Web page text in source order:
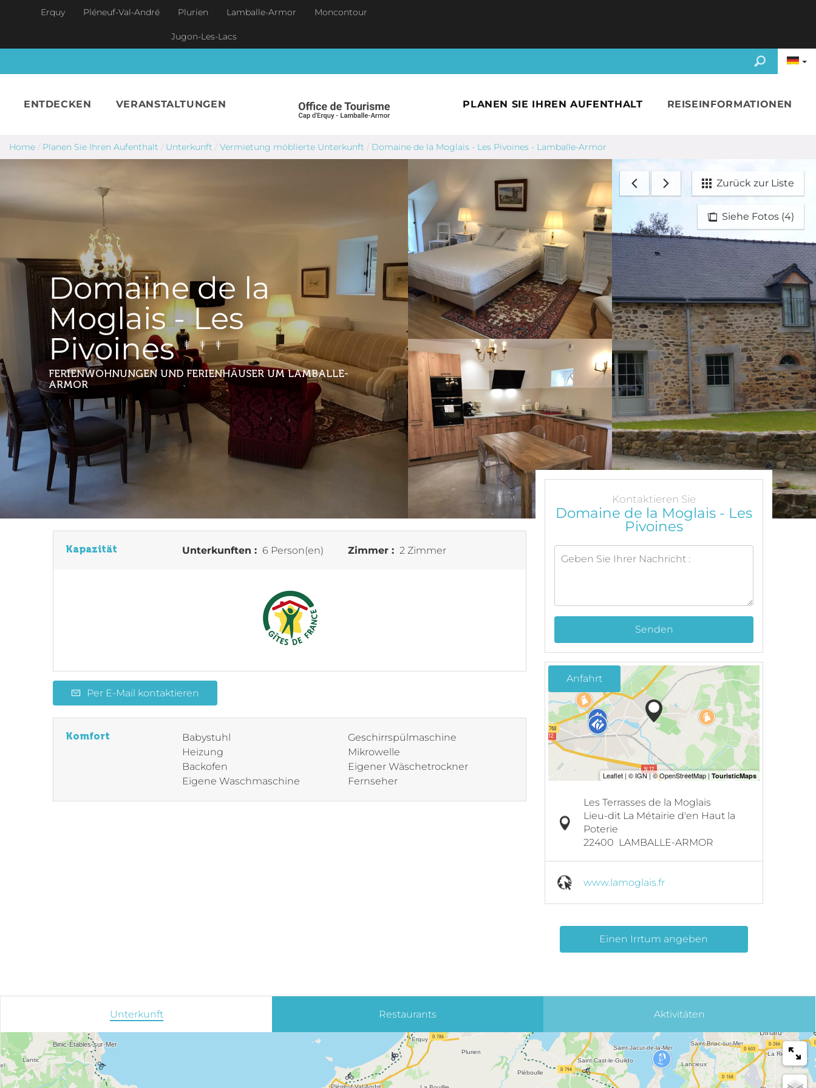
Skip to main content
Erquy Pléneuf-Val-André Plurien Lamballe-Armor Moncontour
Jugon-Les-Lacs
ENTDECKEN VERANSTALTUNGEN PLANEN SIE IHREN AUFENTHALT REISEINFORMATIONEN
Home / Planen Sie Ihren Aufenthalt / Unterkunft / Vermietung möblierte Unterkunft / Domaine de la Moglais - Les Pivoines - Lamballe-Armor
Siehe Fotos (4)
Zurück zur Liste
Domaine de la
Moglais - Les
Pivoines
FERIENWOHNUNGEN UND FERIENHÄUSERUM LAMBALLE-
ARMOR
Kapazität Unterkunften : 6 Person(en) Zimmer : 2 Zimmer
Per E-Mail kontaktieren
Komfort
Babystuhl
Heizung
Backofen
Eigene Waschmaschine
Geschirrspülmaschine
Mikrowelle
Eigener Wäschetrockner
Fernseher
Kontaktieren Sie
Domaine de la Moglais - Les
Pivoines
Senden
Anfahrt
Les Terrasses de la Moglais
Lieu-dit La Métairie d'en Haut la
Poterie
22400 LAMBALLE-ARMOR
www.lamoglais.fr
Einen Irrtum angeben
Unterkunft Restaurants Aktivitäten